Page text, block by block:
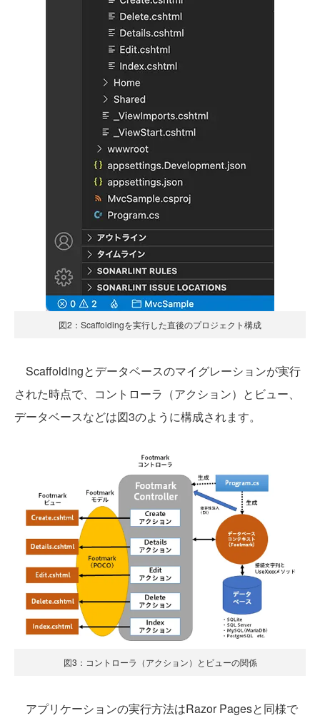
図2：Scaffoldingを実行した直後のプロジェクト構成
Scaffoldingとデータベースのマイグレーションが実行
された時点で、コントローラ（アクション）とビュー、
データベースなどは図3のように構成されます。
図3：コントローラ（アクション）とビューの関係
アプリケーションの実行方法はRazor Pagesと同様で